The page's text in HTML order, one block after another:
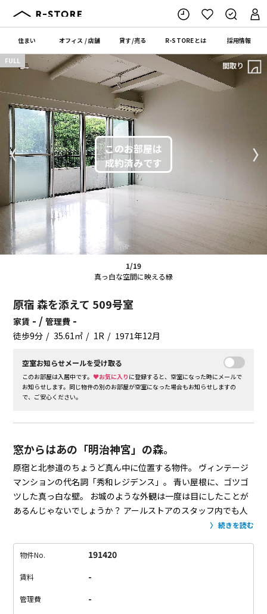
住まい オフィス /店舗 貸す/売る R-STOREとは 採用情報
1/19
真っ白な空間に映える緑
〈 〉
FULL 間取り
原宿 森を添えて 509号室
家賃 - /管理費 -
徒歩9分 35.61㎡ 1R 1971年12月
空室お知らせメールを受け取る
このお部屋は入居中です。♥お気に入り に登録すると、空室になった時にメールで
お知らせします。同じ物件の別のお部屋が空室になった場合もお知らせしますの
で、ご安心ください。
窓からはあの「明治神宮」の森。
原宿と北参道のちょうど真ん中に位置する物件。
ヴィンテージ
マンションの代名詞「秀和レジデンス」。 青い屋根に、ゴツゴ
ツした真っ白な壁。
お城のような外観は一度は目にしたことが
あるんじゃないでしょうか？ アールストアのスタッフ内でも人
そしてリノベされたお部屋はなんとも住み
もかしこも真っ白なんです。
くないですか？お部屋から眺めることが出来るなんて。。！
と、この物件の良さは「屋上」に出られること！
続きを読む
物件No. 191420
賃料 -
管理費 -